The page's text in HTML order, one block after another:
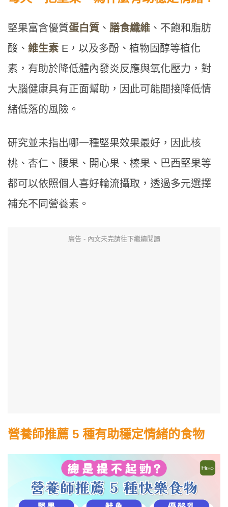
堅果富含優質蛋白質 、 膳食纖維 、不飽和脂肪
酸、 維生素 E，以及多酚、植物固醇等植化
素，有助於降低體內發炎反應與氧化壓力，對
大腦健康具有正面幫助，因此可能間接降低情
緒低落的風險。
研究並未指出哪一種堅果效果最好，因此核
桃、杏仁、腰果、開心果、榛果、巴西堅果等
都可以依照個人喜好輪流攝取，透過多元選擇
補充不同營養素。
廣告 - 內文未完請往下繼續閱讀
營養師推薦 5 種有助穩定情緒的食物